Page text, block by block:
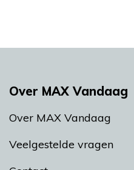
Over MAX Vandaag
Over MAX Vandaag
Veelgestelde vragen